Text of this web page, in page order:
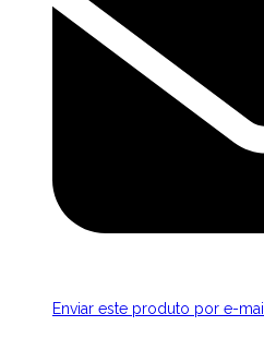
Enviar este produto por e-mail